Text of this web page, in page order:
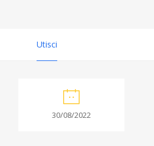
Utisci
30/08/2022